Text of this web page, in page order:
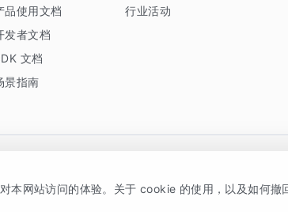
品使用文档
发者文档
文档
景指南
行业活动
网站访问的体验。关于 cookie 的使用，以及如何撤